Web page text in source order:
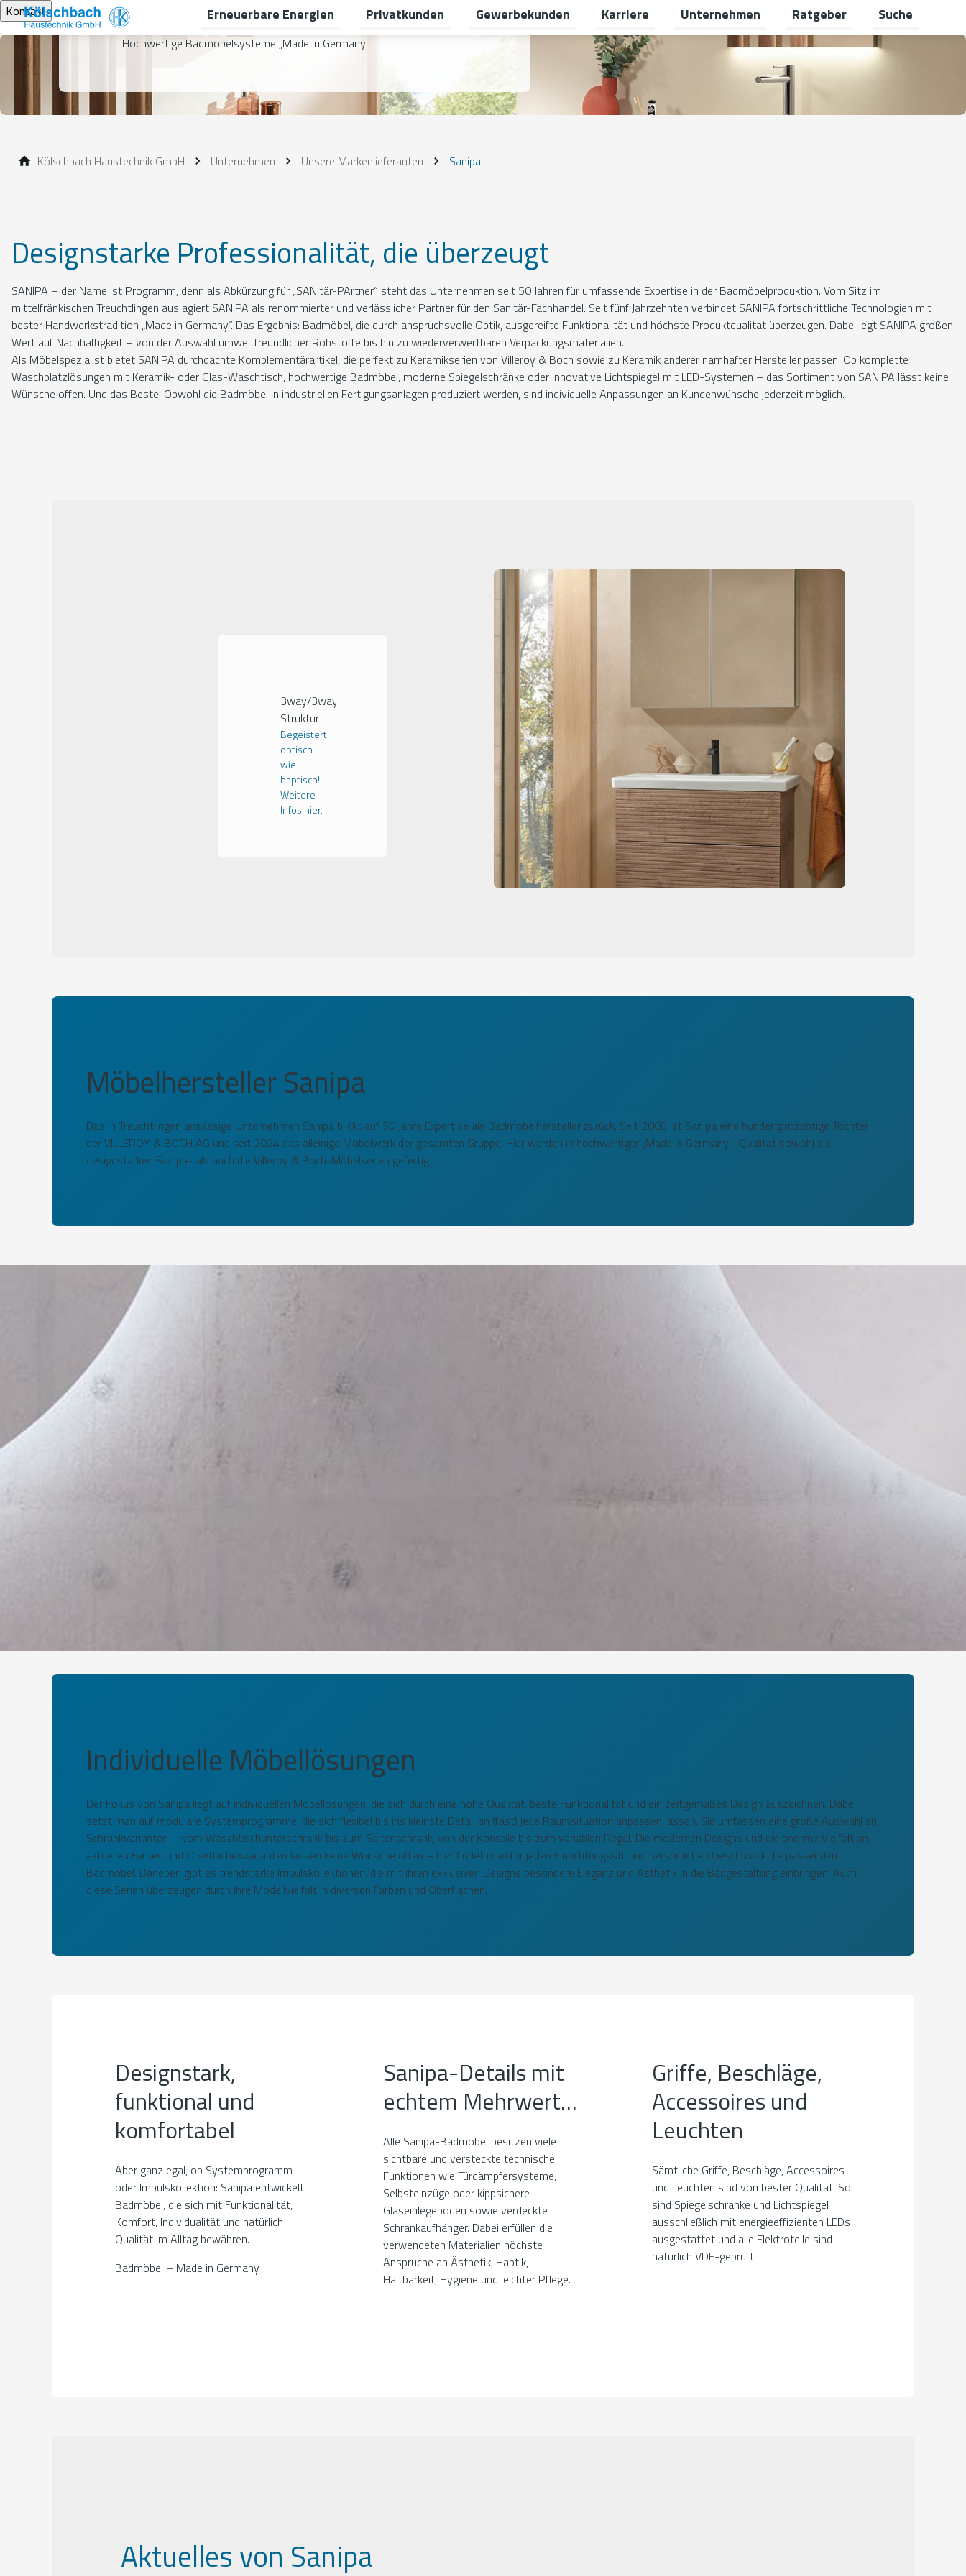
Kontakt Erneuerbare Energien
Untermenü für Erneuerbare Energien umschalten
Privatkunden
Untermenü für Privatkunden umschalten
Gewerbekunden
Untermenü für Gewerbekunden umschalten
Karriere
Untermenü für Karriere umschalten
Unternehmen
Untermenü für Unternehmen
Ratgeber
Untermenü für
Suche
Hochwertige Badmöbelsysteme „Made in Germany"
Kölschbach Haustechnik GmbH Unternehmen Unsere Markenlieferanten Sanipa
Designstarke Professionalität, die überzeugt
SANIPA – der Name ist Programm, denn als Abkürzung für „SANItär-PArtner“ steht das Unternehmen seit 50 Jahren für umfassende Expertise in der Badmöbelproduktion. Vom Sitz im
mittelfränkischen Treuchtlingen aus agiert SANIPA als renommierter und verlässlicher Partner für den Sanitär-Fachhandel. Seit fünf Jahrzehnten verbindet SANIPA fortschrittliche Technologien mit
bester Handwerkstradition „Made in Germany“. Das Ergebnis: Badmöbel, die durch anspruchsvolle Optik, ausgereifte Funktionalität und höchste Produktqualität überzeugen. Dabei legt SANIPA großen
Wert auf Nachhaltigkeit – von der Auswahl umweltfreundlicher Rohstoffe bis hin zu wiederverwertbaren Verpackungsmaterialien.
Als Möbelspezialist bietet SANIPA durchdachte Komplementärartikel, die perfekt zu Keramikserien von Villeroy & Boch sowie zu Keramik anderer namhafter Hersteller passen. Ob komplette
Waschplatzlösungen mit Keramik- oder Glas-Waschtisch, hochwertige Badmöbel, moderne Spiegelschränke oder innovative Lichtspiegel mit LED-Systemen – das Sortiment von SANIPA lässt keine
Wünsche offen. Und das Beste: Obwohl die Badmöbel in industriellen Fertigungsanlagen produziert werden, sind individuelle Anpassungen an Kundenwünsche jederzeit möglich.
3way/3way-
Struktur
Begeistert
optisch
wie
haptisch!
Weitere
Infos hier.
Möbelhersteller Sanipa
Das in Treuchtlingen ansässige Unternehmen Sanipa blickt auf 50 Jahre Expertise als Badmöbelhersteller zurück. Seit 2008 ist Sanipa eine hundertprozentige Tochter
der VILLEROY & BOCH AG und seit 2024 das alleinige Möbelwerk der gesamten Gruppe. Hier werden in hochwertiger „Made in Germany“-Qualität sowohl die
designstarken Sanipa- als auch die Villeroy & Boch-Möbelserien gefertigt.
Individuelle Möbellösungen
Der Fokus von Sanipa liegt auf individuellen Möbellösungen, die sich durch eine hohe Qualität, beste Funktionalität und ein zeitgemäßes Design auszeichnen. Dabei
setzt man auf modulare Systemprogramme, die sich flexibel bis ins kleinste Detail an (fast) jede Raumsituation anpassen lassen. Sie umfassen eine große Auswahl an
Schrankvarianten – vom Waschtischunterschrank bis zum Seitenschrank, von der Konsole bis zum variablen Regal. Die modernen Designs und die enorme Vielfalt an
aktuellen Farben und Oberflächenvarianten lassen keine Wünsche offen – hier findet man für jeden Einrichtungsstil und persönlichen Geschmack die passenden
Badmöbel. Daneben gibt es trendstarke Impulskollektionen, die mit ihren exklusiven Designs besondere Eleganz und Ästhetik in die Badgestaltung einbringen. Auch
diese Serien überzeugen durch ihre Modellvielfalt in diversen Farben und Oberflächen.
Designstark,
funktional und
komfortabel
Aber ganz egal, ob Systemprogramm
oder Impulskollektion: Sanipa entwickelt
Badmöbel, die sich mit Funktionalität,
Komfort, Individualität und natürlich
Qualität im Alltag bewähren.
Badmöbel – Made in Germany
Sanipa-Details mit
echtem Mehrwert…
Alle Sanipa-Badmöbel besitzen viele
sichtbare und versteckte technische
Funktionen wie Tür­dämpfer­sys­teme,
Selbsteinzüge oder kippsichere
Glaseinlegeböden sowie verdeckte
Schrankaufhänger. Dabei erfüllen die
verwendeten Materialien höchste
Ansprüche an Ästhetik, Haptik,
Haltbarkeit, Hygiene und leichter Pflege.
Griffe, Beschläge,
Accessoires und
Leuchten
Sämtliche Griffe, Beschläge, Accessoires
und Leuchten sind von bester Qualität. So
sind Spiegelschränke und Lichtspiegel
ausschließlich mit energieeffizienten LEDs
ausgestattet und alle Elektroteile sind
natürlich VDE-geprüft.
Aktuelles von Sanipa